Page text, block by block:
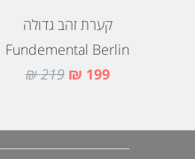
קערת זהב גדולה
Fundemental Berlin
199 ₪
219 ₪